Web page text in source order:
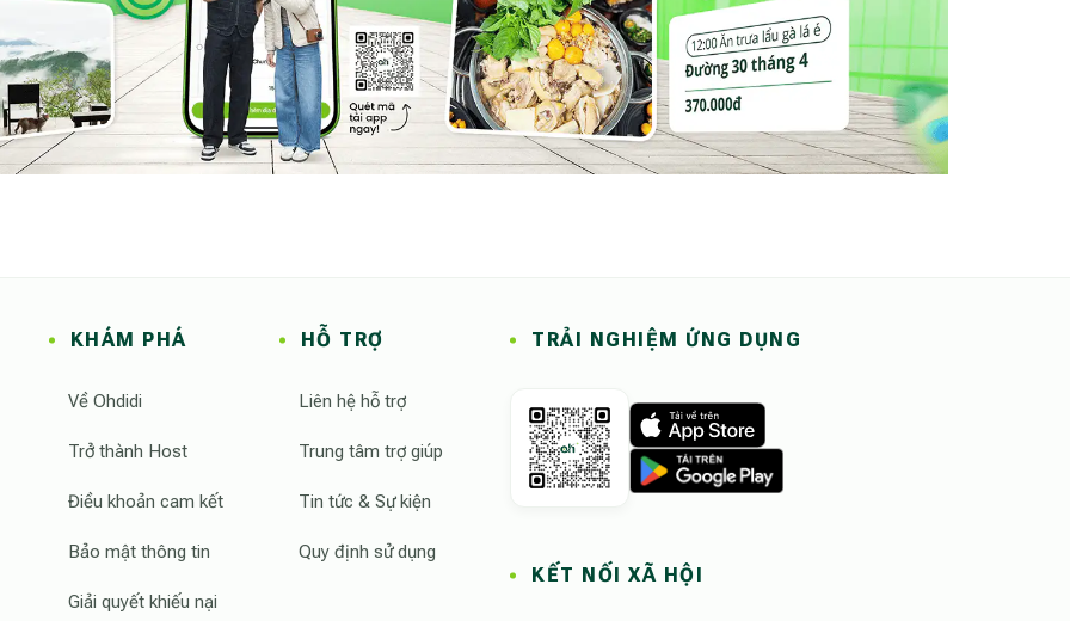
KHÁM PHÁ
Về Ohdidi
Trở thành Host
Điều khoản cam kết
Bảo mật thông tin
Giải quyết khiếu nại
HỖ TRỢ
Liên hệ hỗ trợ
Trung tâm trợ giúp
Tin tức & Sự kiện
Quy định sử dụng
TRẢI NGHIỆM ỨNG DỤNG
KẾT NỐI XÃ HỘI